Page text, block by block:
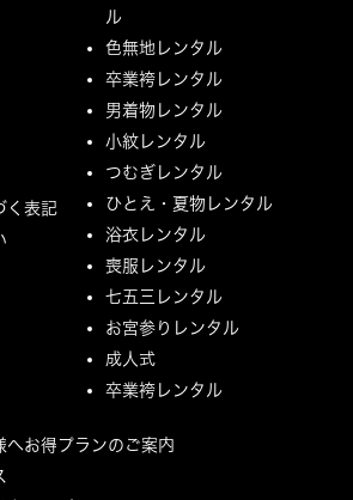
く表記
ル
色無地レンタル
卒業袴レンタル
男着物レンタル
小紋レンタル
つむぎレンタル
ひとえ・夏物レンタル
浴衣レンタル
喪服レンタル
七五三レンタル
お宮参りレンタル
成人式
卒業袴レンタル
へお得プランのご案内